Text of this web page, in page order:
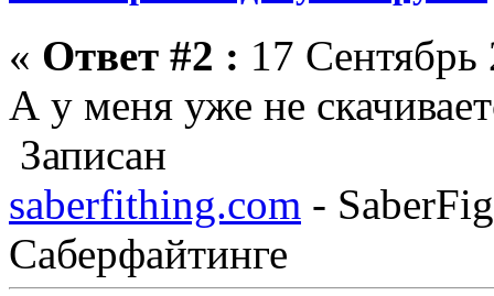
« Ответ #2 : 17
А у меня уже не
Записан
saberfithing.com -
Саберфайтинге